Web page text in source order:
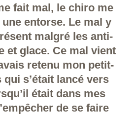
fait mal, le chiro me
une entorse. Le mal y
malgré les anti-
et glace. Ce mal vient
retenu mon petit-
qui s’était lancé vers
était dans mes
de se faire